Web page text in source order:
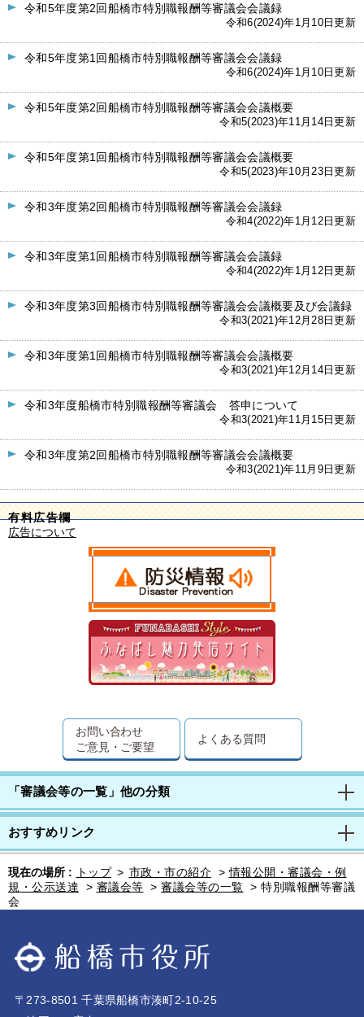
令和5年度第2回船橋市特別職報酬等審議会会議録
令和6(2024)年1月10日更新
令和5年度第1回船橋市特別職報酬等審議会会議録
令和6(2024)年1月10日更新
令和5年度第2回船橋市特別職報酬等審議会会議概要
令和5(2023)年11月14日更新
令和5年度第1回船橋市特別職報酬等審議会会議概要
令和5(2023)年10月23日更新
令和3年度第2回船橋市特別職報酬等審議会会議録
令和4(2022)年1月12日更新
令和3年度第1回船橋市特別職報酬等審議会会議録
令和4(2022)年1月12日更新
令和3年度第3回船橋市特別職報酬等審議会会議概要及び会議録
令和3(2021)年12月28日更新
令和3年度第1回船橋市特別職報酬等審議会会議概要
令和3(2021)年12月14日更新
令和3年度船橋市特別職報酬等審議会 答申について
令和3(2021)年11月15日更新
令和3年度第2回船橋市特別職報酬等審議会会議概要
令和3(2021)年11月9日更新
有料広告欄
広告について
お問い合わせ
ご意見・ご要望
よくある質問
「審議会等の一覧」他の分類
おすすめリンク
現在の場所 : トップ > 市政・市の紹介 >情報公開・審議会・例
規・公示送達
> 審議会等 > 審議会等の一覧 > 特別職報酬等審議
会
〒273-8501 千葉県船橋市湊町2-10-25